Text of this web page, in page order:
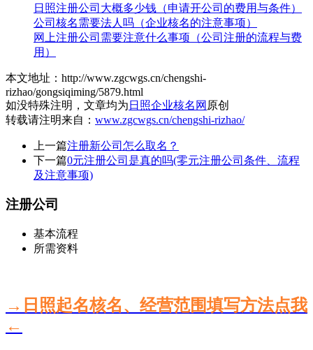
日照注册公司大概多少钱（申请开公司的费用与条件）
公司核名需要法人吗（企业核名的注意事项）
网上注册公司需要注意什么事项（公司注册的流程与费
用）
本文地址：http://www.zgcwgs.cn/chengshi-
rizhao/gongsiqiming/5879.html
如没特殊注明，文章均为 日照企业核名网 原创
转载请注明来自： www.zgcwgs.cn/chengshi-rizhao/
上一篇注册新公司怎么取名？
下一篇0元注册公司是真的吗(零元注册公司条件、流程
及注意事项)
注册公司
基本流程
所需资料
→日照起名核名、经营范围填写方法点我
←